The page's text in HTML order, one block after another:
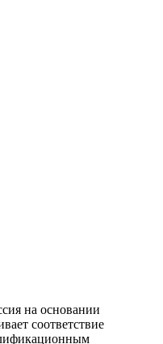
на основании
соответствие